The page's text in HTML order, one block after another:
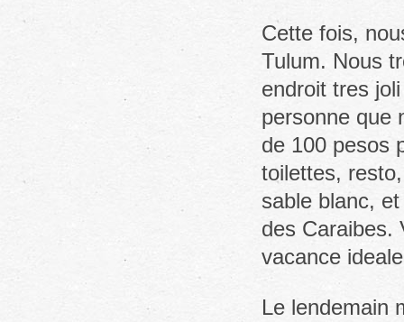
Cette fois,
Tulum. Nous
endroit tres
personne que
de 100 pesos
toilettes,
sable blanc,
des Caraibes.
vacance
Le lendemain